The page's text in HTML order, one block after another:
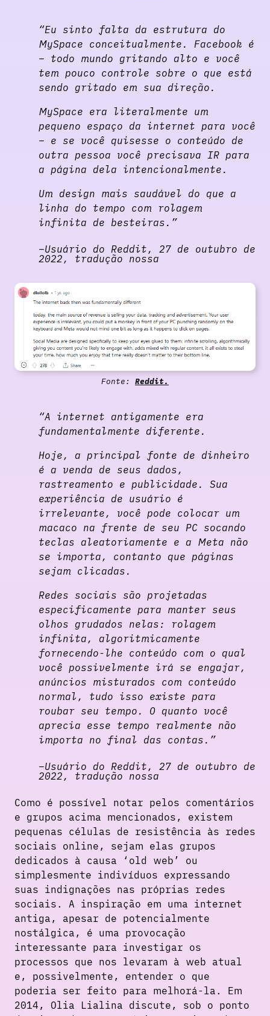
“Eu sinto falta da estrutura do
MySpace conceitualmente. Facebook é
– todo mundo gritando alto e você
tem pouco controle sobre o que está
sendo gritado em sua direção.
MySpace era literalmente um
pequeno espaço da internet para você
– e se você quisesse o conteúdo de
outra pessoa você precisava IR para
a página dela intencionalmente.
Um design mais saudável do que a
linha do tempo com rolagem
infinita de besteiras.”
Usuário do Reddit, 27 de outubro de
2022, tradução nossa
Fonte: Reddit.
“A internet antigamente era
fundamentalmente diferente.
Hoje, a principal fonte de dinheiro
é a venda de seus dados,
rastreamento e publicidade. Sua
experiência de usuário é
irrelevante, você pode colocar um
macaco na frente de seu PC socando
teclas aleatoriamente e a Meta não
se importa, contanto que páginas
sejam clicadas.
Redes sociais são projetadas
especificamente para manter seus
olhos grudados nelas: rolagem
infinita, algoritmicamente
fornecendo-lhe conteúdo com o qual
você possivelmente irá se engajar,
anúncios misturados com conteúdo
normal, tudo isso existe para
roubar seu tempo. O quanto você
aprecia esse tempo realmente não
importa no final das contas.”
Usuário do Reddit, 27 de outubro de
2022, tradução nossa
Como é possível notar pelos comentários
e grupos acima mencionados, existem
pequenas células de resistência às redes
sociais online, sejam elas grupos
dedicados à causa ‘old web’ ou
simplesmente indivíduos expressando
suas indignações nas próprias redes
sociais. A inspiração em uma internet
antiga, apesar de potencialmente
nostálgica, é uma provocação
interessante para investigar os
processos que nos levaram à web atual
e, possivelmente, entender o que
poderia ser feito para melhorá-la. Em
2014, Olia Lialina discute, sob o ponto